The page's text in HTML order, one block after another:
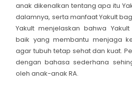
anak dikenalkan tentang apa itu
dalamnya, serta manfaat Yakult
Yakult menjelaskan bahwa
baik yang membantu menjaga
agar tubuh tetap sehat dan kuat.
dengan bahasa sederhana
oleh anak-anak RA.